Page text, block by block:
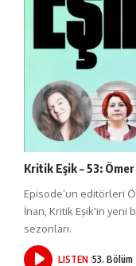
Kritik Eşik – 53: Ömer
Episode’un editörleri
İnan, Kritik Eşik'in yeni
sezonları.
LISTEN 53. Bölüm